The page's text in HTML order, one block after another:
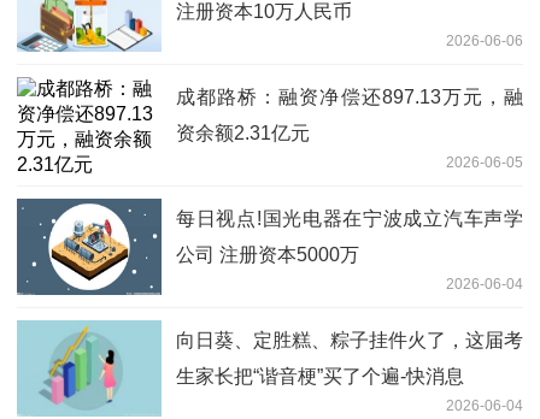
注册资本10万人民币
2026-06-06
成都路桥：融资净偿还897.13万元，融
资余额2.31亿元
2026-06-05
每日视点!国光电器在宁波成立汽车声学
公司 注册资本5000万
2026-06-04
向日葵、定胜糕、粽子挂件火了，这届考
生家长把“谐音梗”买了个遍-快消息
2026-06-04